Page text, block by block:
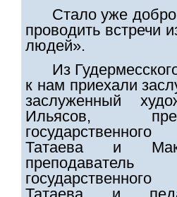
Стало уже
проводить встречи
людей».
Из
к нам приехали
заслуженный
Ильясов,
Татаева и